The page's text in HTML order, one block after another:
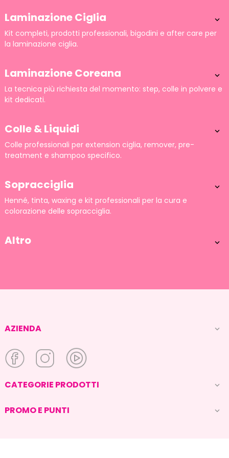
Laminazione Ciglia 
Kit completi, prodotti professionali, bigodini e after care per
la laminazione ciglia.
Laminazione Coreana 
La tecnica più richiesta del momento: step, colle in polvere e
kit dedicati.
Colle & Liquidi 
Colle professionali per extension ciglia, remover, pre-
treatment e shampoo specifico.
Sopracciglia 
Henné, tinta, waxing e kit professionali per la cura e
colorazione delle sopracciglia.
Altro 
AZIENDA 
CATEGORIE PRODOTTI 
PROMO E PUNTI 